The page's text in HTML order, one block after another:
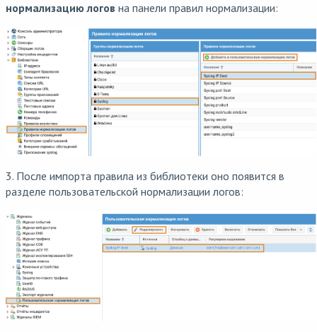
нормализацию логов на панели правил нормализации:
3. После импорта правила из библиотеки оно появится в
разделе пользовательской нормализации логов: